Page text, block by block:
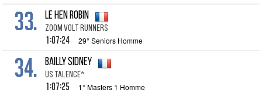
33. LE HEN ROBIN
ZOOM VOLT RUNNERS
1:07:24 29° Seniors Homme
34. BAILLY SIDNEY
US TALENCE*
1:07:25 1° Masters 1 Homme